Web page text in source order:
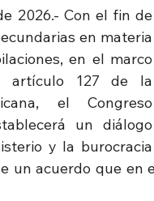
2026.- Con el fin de
en materia
en el marco
artículo 127 de la
el Congreso
un diálogo
y la burocracia
un acuerdo que en